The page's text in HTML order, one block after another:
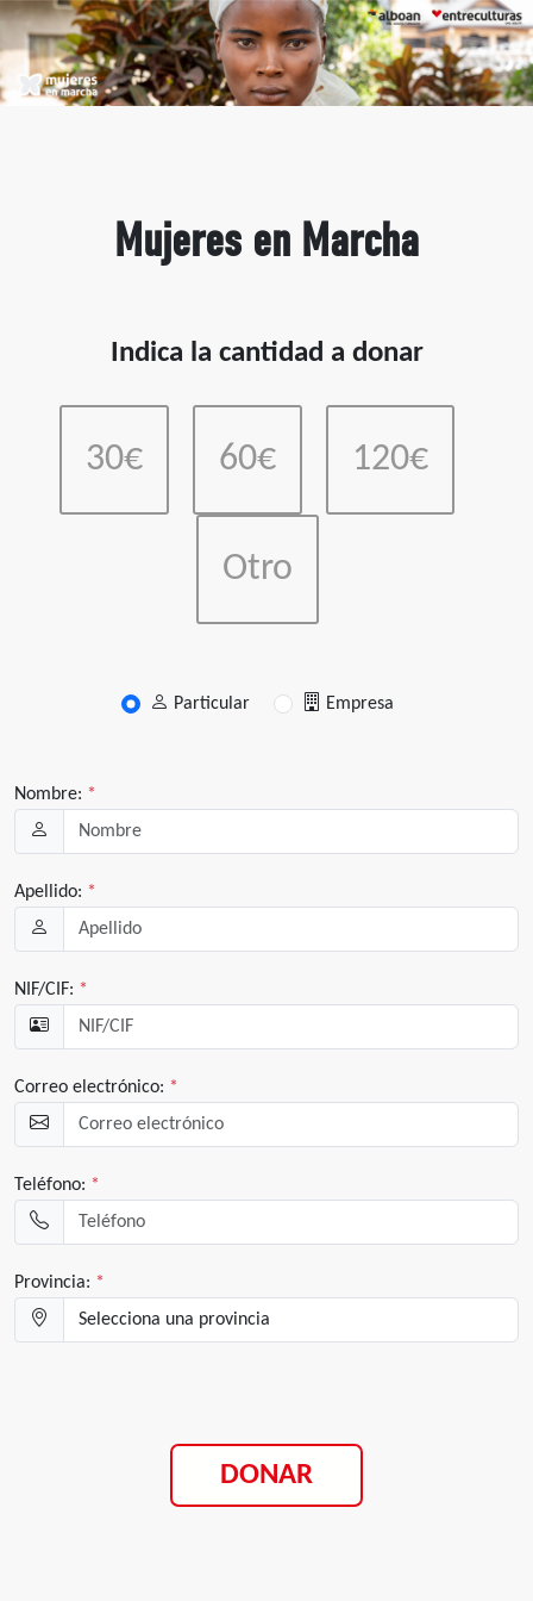
Mujeres en Marcha
Indica la cantidad a donar
30€ 60€ 120€
Otro
Particular Empresa
Nombre: *
Apellido: *
NIF/CIF: *
Correo electrónico: *
Teléfono: *
Provincia: *
DONAR